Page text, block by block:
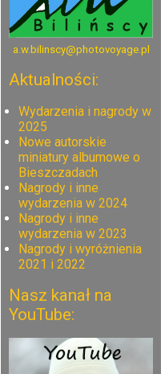
a.w.bilinscy@photovoyage.pl
Aktualności:
Wydarzenia i nagrody w
2025
Nowe autorskie
miniatury albumowe o
Bieszczadach
Nagrody i inne
wydarzenia w 2024
Nagrody i inne
wydarzenia w 2023
Nagrody i wyróżnienia
2021 i 2022
Nasz kanał na
YouTube: